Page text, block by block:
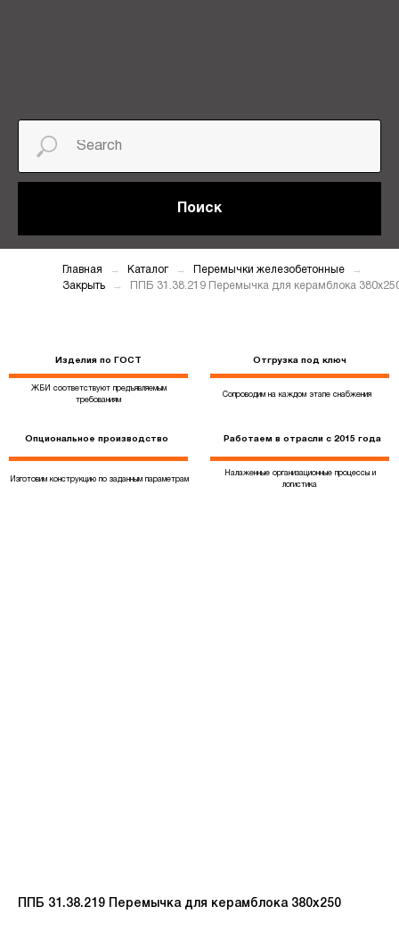
Поиск
Главная Каталог
Перемычки железобетонные
Закрыть
ППБ 31.38.219 Перемычка для керамблока
Изделия по ГОСТ
ЖБИ соответствуют предъявляемым
требованиям
Изготовим конструкцию по заданным параметрам
Опциональное производство
Отгрузка под ключ
Сопроводим на каждом этапе снабжения
Налаженные организационные процессы и
логистика
Работаем в отрасли с 2015 года
ППБ 31.38.219 Перемычка для керамблока 380х250